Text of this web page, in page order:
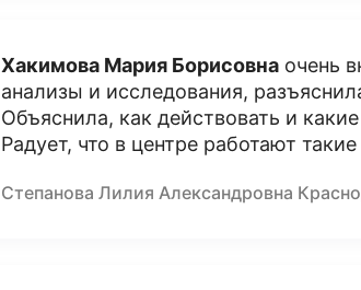
Хакимова Мария Борисовнаочень
анализы и исследования,
Объяснила, как действовать и
Радует, что в центре работают
Степанова Лилия Александровна